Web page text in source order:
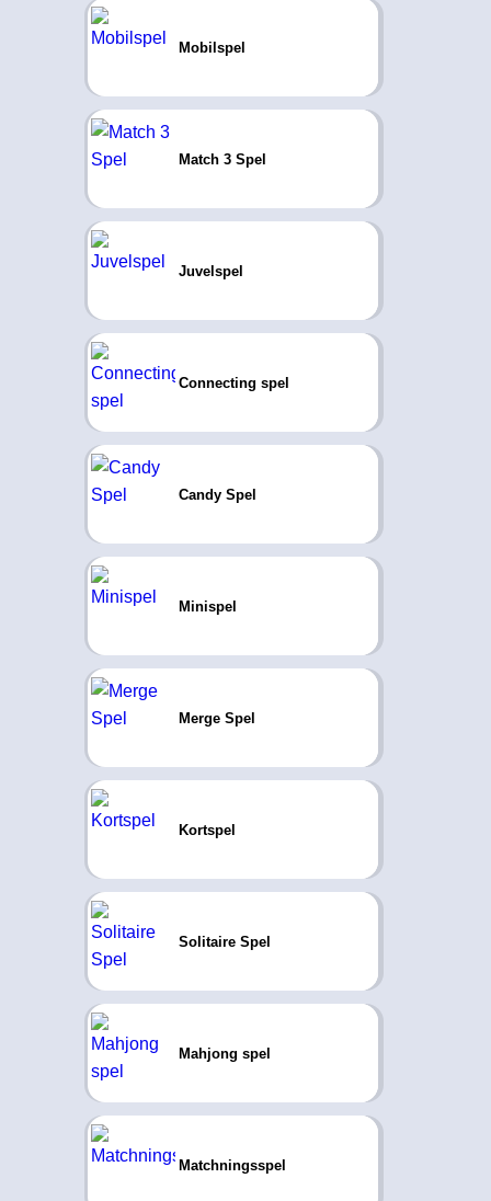
Mobilspel
Match 3 Spel
Juvelspel
Connecting spel
Candy Spel
Minispel
Merge Spel
Kortspel
Solitaire Spel
Mahjong spel
Matchningsspel